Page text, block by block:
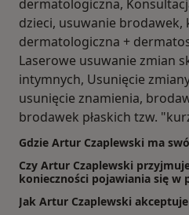
dermatologiczna,
dzieci, usuwanie brodawek,
dermatologiczna +
Laserowe usuwanie zmian
intymnych, Usunięcie
usunięcie znamienia,
brodawek płaskich tzw.
Gdzie Artur Czaplewski ma
Czy Artur Czaplewski
konieczności pojawiania się w
Jak Artur Czaplewski